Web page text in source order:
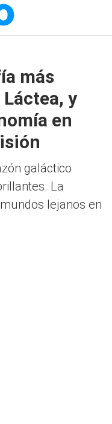
más
y
en
galáctico
La
lejanos en